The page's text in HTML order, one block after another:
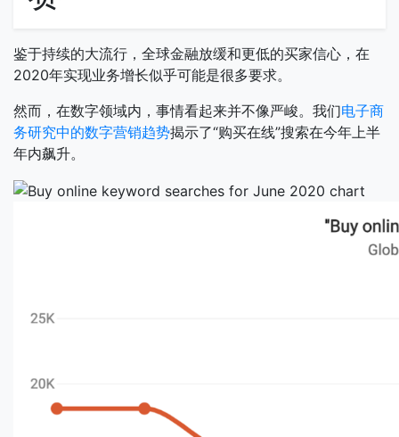
鉴于持续的大流行，全球金融放缓和更低的买家信心，在
2020年实现业务增长似乎可能是很多要求。
然而，在数字领域内，事情看起来并不像严峻。我们电子商
务研究中的数字营销趋势揭示了“购买在线”搜索在今年上半
年内飙升。